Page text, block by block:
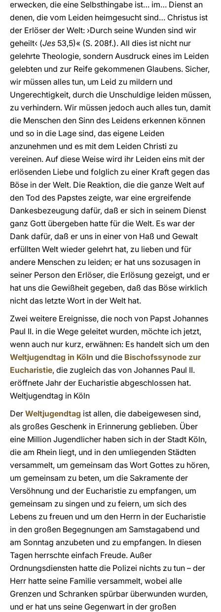
erwecken, die eine Selbsthingabe ist… im… Dienst an
denen, die vom Leiden heimgesucht sind… Christus ist
der Erlöser der Welt: ›Durch seine Wunden sind wir
geheilt‹ (Jes 53,5)« (S. 208f.). All dies ist nicht nur
gelehrte Theologie, sondern Ausdruck eines im Leiden
gelebten und zur Reife gekommenen Glaubens. Sicher,
wir müssen alles tun, um Leid zu mildern und
Ungerechtigkeit, durch die Unschuldige leiden müssen,
zu verhindern. Wir müssen jedoch auch alles tun, damit
die Menschen den Sinn des Leidens erkennen können
und so in die Lage sind, das eigene Leiden
anzunehmen und es mit dem Leiden Christi zu
vereinen. Auf diese Weise wird ihr Leiden eins mit der
erlösenden Liebe und folglich zu einer Kraft gegen das
Böse in der Welt. Die Reaktion, die die ganze Welt auf
den Tod des Papstes zeigte, war eine ergreifende
Dankesbezeugung dafür, daß er sich in seinem Dienst
ganz Gott übergeben hatte für die Welt. Es war der
Dank dafür, daß er uns in einer von Haß und Gewalt
erfüllten Welt wieder gelehrt hat, zu lieben und für
andere Menschen zu leiden; er hat uns sozusagen in
seiner Person den Erlöser, die Erlösung gezeigt, und er
hat uns die Gewißheit gegeben, daß das Böse wirklich
nicht das letzte Wort in der Welt hat.
Zwei weitere Ereignisse, die noch von Papst Johannes
Paul II. in die Wege geleitet wurden, möchte ich jetzt,
wenn auch nur kurz, erwähnen: Es handelt sich um den
Weltjugendtag in Köln und die Bischofssynode zur
Eucharistie, die zugleich das von Johannes Paul II.
eröffnete Jahr der Eucharistie abgeschlossen hat.
Weltjugendtag in Köln
Der Weltjugendtag ist allen, die dabeigewesen sind,
als großes Geschenk in Erinnerung geblieben. Über
eine Million Jugendlicher haben sich in der Stadt Köln,
die am Rhein liegt, und in den umliegenden Städten
versammelt, um gemeinsam das Wort Gottes zu hören,
um gemeinsam zu beten, um die Sakramente der
Versöhnung und der Eucharistie zu empfangen, um
gemeinsam zu singen und zu feiern, um sich des
Lebens zu freuen und um den Herrn in der Eucharistie
in den großen Begegnungen am Samstagabend und
am Sonntag anzubeten und zu empfangen. In diesen
Tagen herrschte einfach Freude. Außer
Ordnungsdiensten hatte die Polizei nichts zu tun – der
Herr hatte seine Familie versammelt, wobei alle
Grenzen und Schranken spürbar überwunden wurden,
und er hat uns seine Gegenwart in der großen